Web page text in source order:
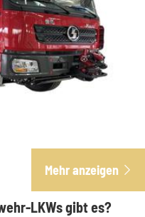
Mehr anzeigen 
LKWs gibt es?